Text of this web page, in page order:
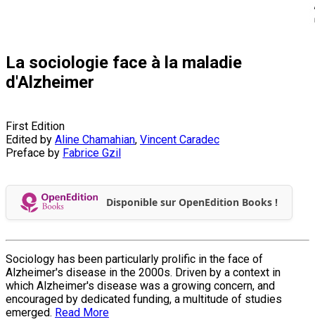
La sociologie face à la maladie
d'Alzheimer
First Edition
Edited by Aline Chamahian, Vincent Caradec
Preface by Fabrice Gzil
Disponible sur OpenEdition Books !
Sociology has been particularly prolific in the face of
Alzheimer's disease in the 2000s. Driven by a context in
which Alzheimer's disease was a growing concern, and
encouraged by dedicated funding, a multitude of studies
emerged. Read More